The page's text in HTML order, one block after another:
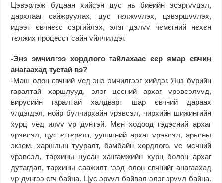
Цэвэрлэж буцаан хийсэн цус нь биеийн эсэргvvцэл,
дархлааг сайжруулах, цус тєлжvvлэх, цэвэршvvлэх,
идээт євчнєєс сэргийлэх, элэг дэлvv чємєгний нєхєн
тєлжих процесст сайн vйлчилдэг.
-Энэ эмчилгээ хордлого тайлахаас єєр ямар євчин
анагаахад тустай вэ?
-Маш олон євчний vед энэ эмчилгээг хийдэг. Янз бvрийн
гаралтай харшлууд, элэг цєсний архаг vрэвсэлvvд,
вирусийн гаралтай халдварт шар євчний дараах
vлдэгдэл, нойр булчирхайн vрэвсэл, чирхийн шижингийн
хурц vед илvv vр дvнтэй. Мєн ходоод гэдэсний архаг
vрэвсэл, цус єтгєрєлт, уушигний архаг vрэвсэл, арьсны
экзем, харшлын тууралт, бамбайн хордлого, vе мєчний
vрэвсэл, тархины цусан хангамжийн хурц болон архаг
дутагдал, тархины саажилт гээд олон євчнийг анагаахад
vр дvнгээ єгч байна. Цус эрvvл байвал элэг эрvvл байна.